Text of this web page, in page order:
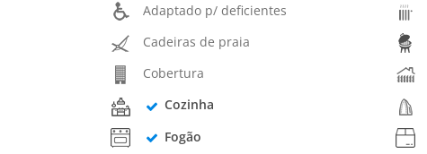
Adaptado p/ deficientes
Cadeiras de praia
Cobertura
Cozinha
Fogão